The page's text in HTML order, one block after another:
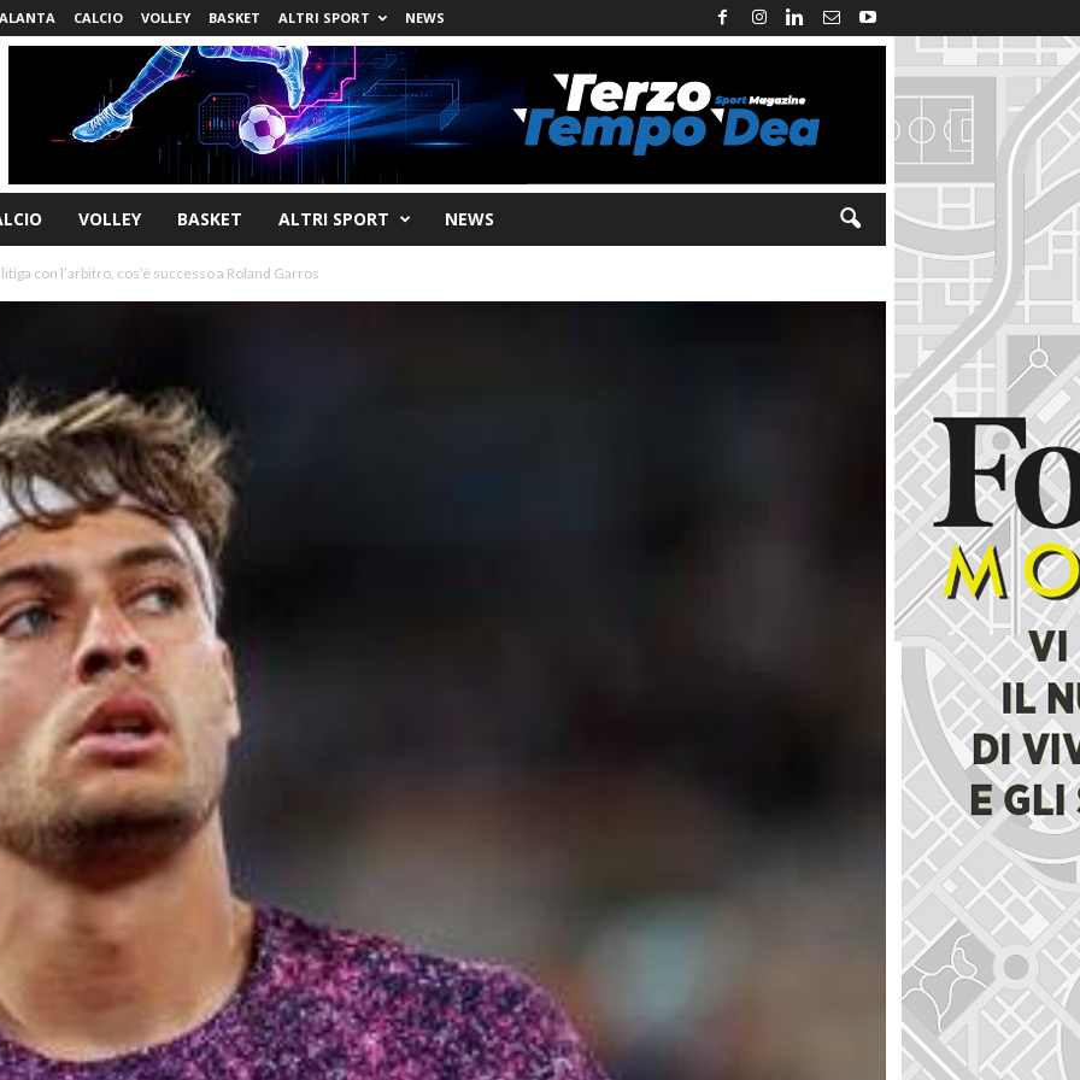
CALCIO VOLLEY BASKET ALTRI SPORT NEWS
VOLLEY BASKET ALTRI SPORT NEWS
con l’arbitro, cos’è successo a Roland Garros